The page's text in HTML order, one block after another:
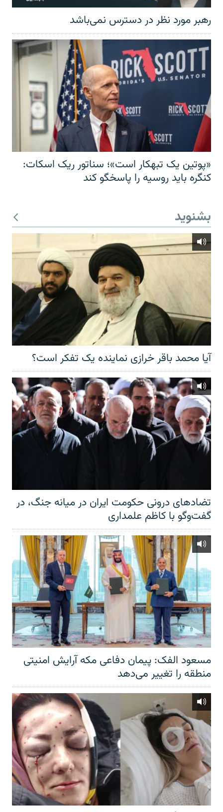
رهبر مورد نظر در دسترس نمی‌باشد
«پوتین یک تبهکار است»؛ سناتور ریک اسکات:
کنگره باید روسیه را پاسخگو کند
بشنوید
آیا محمد باقر خرازی نماینده یک تفکر است؟
تضادهای درونی حکومت ایران در میانه جنگ، در
گفت‌‌وگو با کاظم علمداری
مسعود الفک: پیمان دفاعی مکه آرایش امنیتی
منطقه را تغییر می‌دهد